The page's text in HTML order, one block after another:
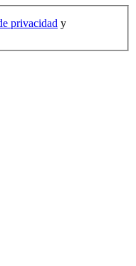
privacidad y